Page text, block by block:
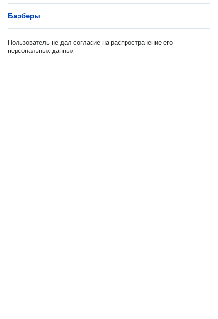
Барберы
Пользователь не дал согласие на распространение его
персональных данных